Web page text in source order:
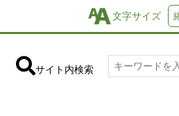
文字サイズ
サイト内検索